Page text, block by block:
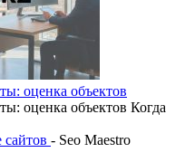
оценка объектов
оценка объектов Когда
- Seo Maestro